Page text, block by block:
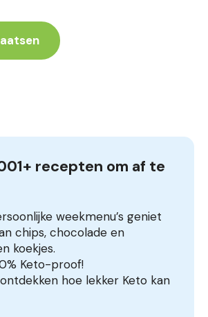
recepten om af te
weekmenu’s geniet
chips, chocolade en
koekjes.
Keto-proof!
hoe lekker Keto kan